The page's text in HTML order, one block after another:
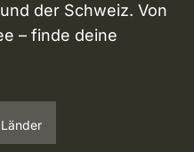
der Schweiz. Von
– finde deine
Länder